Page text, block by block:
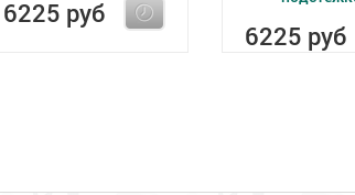
6225 руб
6225 руб